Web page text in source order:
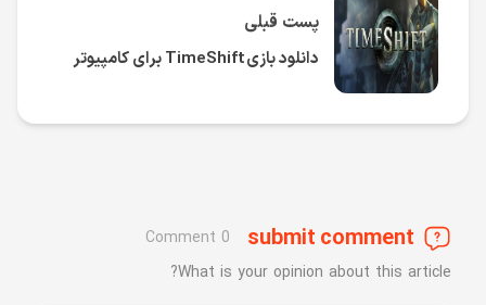
پست قبلی
دانلود بازی TimeShift برای کامپیوتر
submit comment
0 Comment
What is your opinion about this article?